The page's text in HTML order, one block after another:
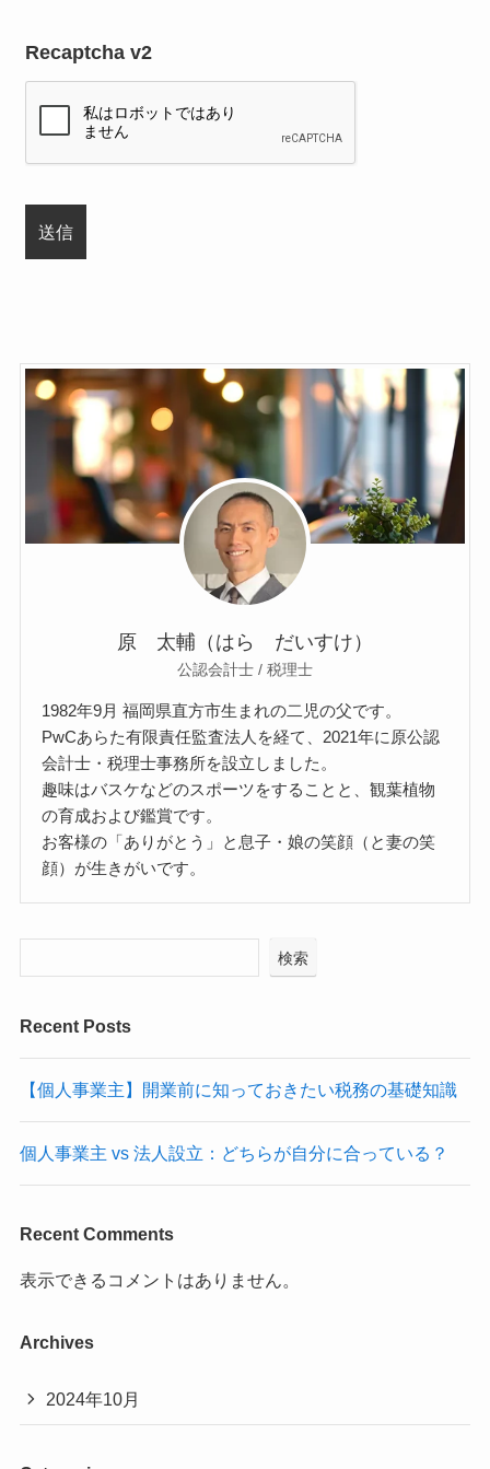
Recaptcha v2
原 太輔（はら だいすけ）
公認会計士 / 税理士
1982年9月 福岡県直方市生まれの二児の父です。
PwCあらた有限責任監査法人を経て、2021年に原公認
会計士・税理士事務所を設立しました。
趣味はバスケなどのスポーツをすることと、観葉植物
の育成および鑑賞です。
お客様の「ありがとう」と息子・娘の笑顔（と妻の笑
顔）が生きがいです。
検索
Recent Posts
【個人事業主】開業前に知っておきたい税務の基礎知識
個人事業主 vs 法人設立：どちらが自分に合っている？
Recent Comments
表示できるコメントはありません。
Archives
2024年10月